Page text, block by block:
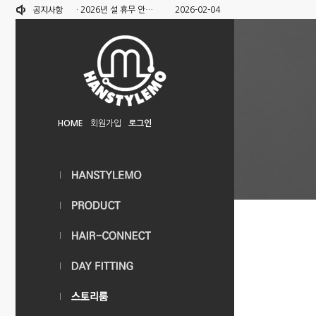
· 2026년 설 휴무 안… 2026-02-04
HOME 회원가입 로그인